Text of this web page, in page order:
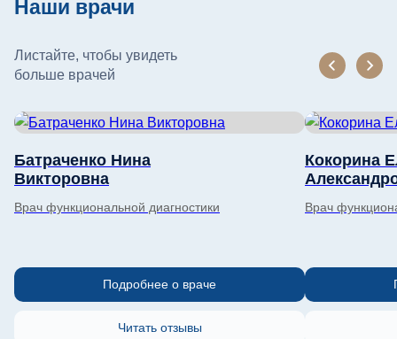
Наши врачи
Листайте, чтобы увидеть
больше врачей
Батраченко Нина
Викторовна
Врач функциональной диагностики
Подробнее о враче
Читать отзывы
Кокорина
Врач